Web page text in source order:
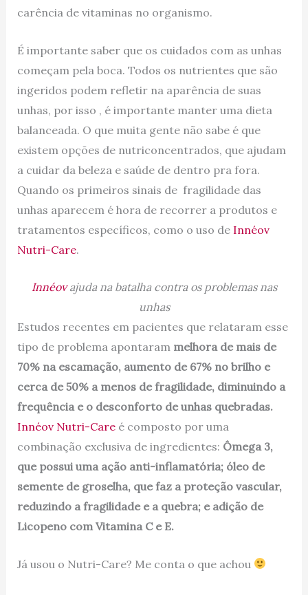
carência de vitaminas no organismo.
É importante saber que os cuidados com as unhas
começam pela boca. Todos os nutrientes que são
ingeridos podem refletir na aparência de suas
unhas, por isso , é importante manter uma dieta
balanceada. O que muita gente não sabe é que
existem opções de nutriconcentrados, que ajudam
a cuidar da beleza e saúde de dentro pra fora.
Quando os primeiros sinais de fragilidade das
unhas aparecem é hora de recorrer a produtos e
tratamentos específicos, como o uso de Innéov
Nutri-Care.
Innéovajuda na batalha contra os problemas nas
unhas
Estudos recentes em pacientes que relataram esse
tipo de problema apontaram melhora de mais de
70% na escamação, aumento de 67% no brilho e
cerca de 50% a menos de fragilidade, diminuindo a
frequência e o desconforto de unhas quebradas.
Innéov Nutri-Careé composto por uma
combinação exclusiva de ingredientes: Ômega 3,
que possui uma ação anti-inflamatória; óleo de
semente de groselha, que faz a proteção vascular,
reduzindo a fragilidade e a quebra; e adição de
Licopeno com Vitamina C e E.
Já usou o Nutri-Care? Me conta o que achou